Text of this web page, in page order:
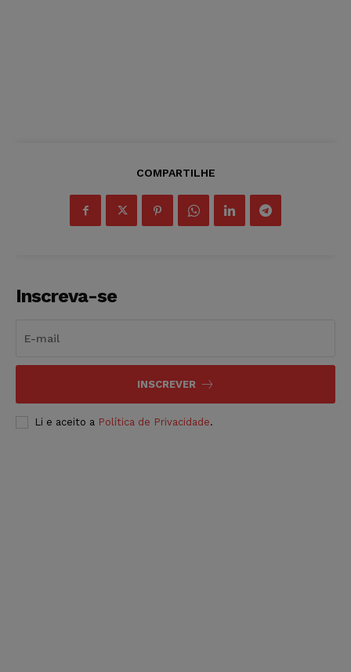
COMPARTILHE
Inscreva-se
INSCREVER
Li e aceito a Política de Privacidade.